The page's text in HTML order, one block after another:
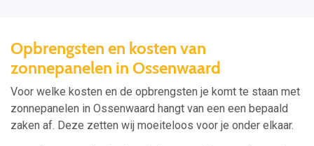
Opbrengsten en kosten van
zonnepanelen in Ossenwaard
Voor welke kosten en de opbrengsten je komt te staan met
zonnepanelen in Ossenwaard hangt van een een bepaald
zaken af. Deze zetten wij moeiteloos voor je onder elkaar.